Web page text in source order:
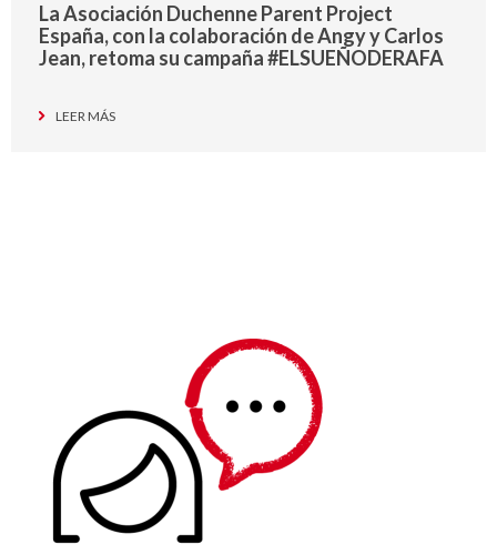
La Asociación Duchenne Parent Project
España, con la colaboración de Angy y Carlos
Jean, retoma su campaña #ELSUEÑODERAFA
LEER MÁS